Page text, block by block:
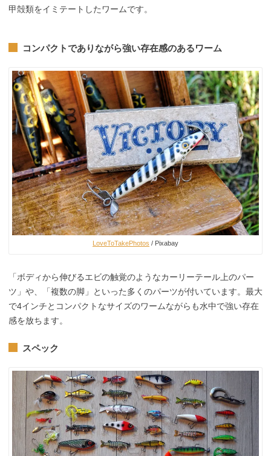
甲殻類をイミテートしたワームです。
コンパクトでありながら強い存在感のあるワーム
LoveToTakePhotos / Pixabay
「ボディから伸びるエビの触覚のようなカーリーテール上のパー
ツ」や、「複数の脚」といった多くのパーツが付いています。最大
で4インチとコンパクトなサイズのワームながらも水中で強い存在
感を放ちます。
スペック